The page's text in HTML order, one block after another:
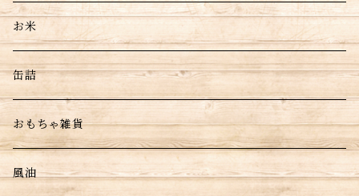
お米
缶詰
おもちゃ雑貨
風油